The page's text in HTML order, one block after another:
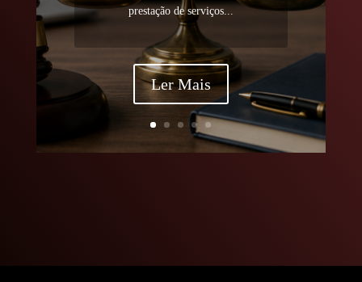
prestação de serviços...
Ler Mais